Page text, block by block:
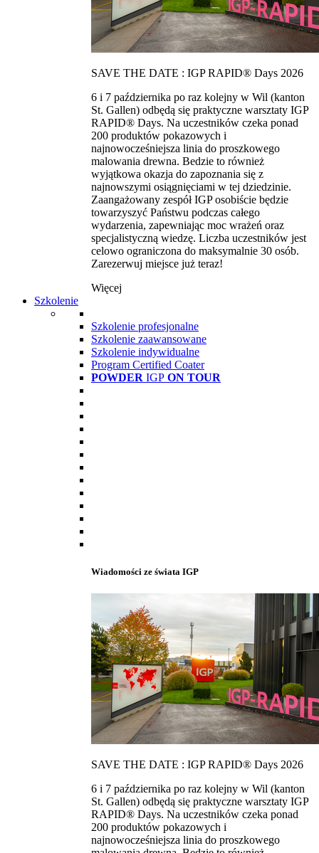
SAVE THE DATE : IGP RAPID® Days 2026
6 i 7 października po raz kolejny w Wil (kanton
St. Gallen) odbędą się praktyczne warsztaty IGP
RAPID® Days. Na uczestników czeka ponad
200 produktów pokazowych i
najnowocześniejsza linia do proszkowego
malowania drewna. Bedzie to również
wyjątkowa okazja do zapoznania się z
najnowszymi osiągnięciami w tej dziedzinie.
Zaangażowany zespół IGP osobiście będzie
towarzyszyć Państwu podczas całego
wydarzenia, zapewniając moc wrażeń oraz
specjalistyczną wiedzę. Liczba uczestników jest
celowo ograniczona do maksymalnie 30 osób.
Zarezerwuj miejsce już teraz!
Więcej
Szkolenie
Szkolenie profesjonalne
Szkolenie zaawansowane
Szkolenie indywidualne
Program Certified Coater
POWDER IGP ON TOUR
Wiadomości ze świata IGP
SAVE THE DATE : IGP RAPID® Days 2026
6 i 7 października po raz kolejny w Wil (kanton
St. Gallen) odbędą się praktyczne warsztaty IGP
RAPID® Days. Na uczestników czeka ponad
200 produktów pokazowych i
najnowocześniejsza linia do proszkowego